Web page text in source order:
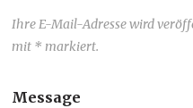
Ihre E-Mail-Adresse wird
mit * markiert.
Message